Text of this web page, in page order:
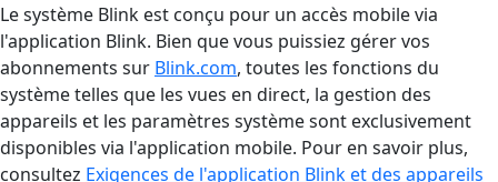
Le système Blink est conçu pour un accès mobile via
l'application Blink. Bien que vous puissiez gérer vos
abonnements sur Blink.com, toutes les fonctions du
système telles que les vues en direct, la gestion des
appareils et les paramètres système sont exclusivement
disponibles via l'application mobile. Pour en savoir plus,
consultez Exigences de l'application Blink et des appareils